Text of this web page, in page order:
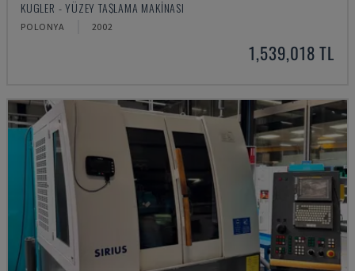
KUGLER - YÜZEY TAŞLAMA MAKINASI
POLONYA 2002
1,539,018 TL